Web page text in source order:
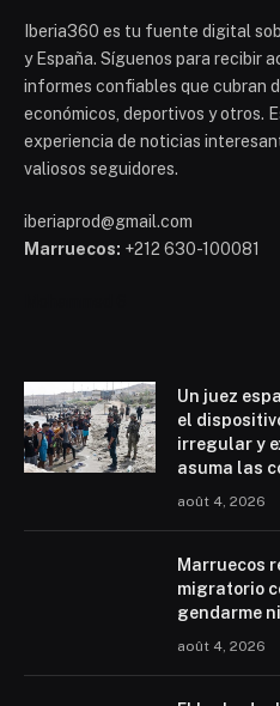
Iberia360 es tu fuente digital
y España. Síguenos para recibir
informes confiables que cubran
económicos, deportivos y otros.
experiencia de noticias
valiosos seguidores.
iberiaprod@gmail.com
Marruecos: +212 630-100081
Un juez
el
irregular y
asuma las
août 4, 2026
Marruecos
migratorio
gendarme
août 4, 2026